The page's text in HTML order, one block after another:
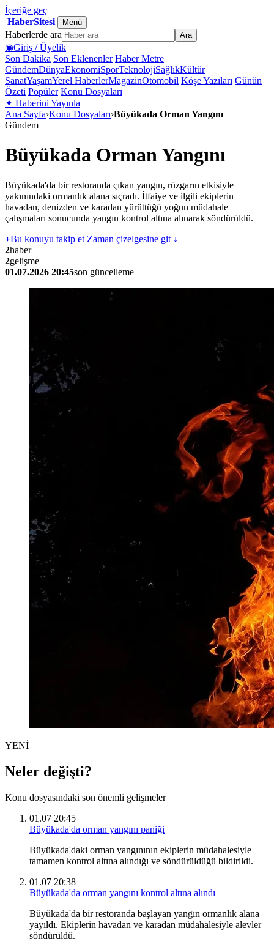
İçeriğe geç
HaberSitesi
Menü
Haberlerde ara Ara
◉Giriş / Üyelik
Son Dakika Son Eklenenler Haber Metre
GündemDünyaEkonomiSporTeknolojiSağlıkKültür
SanatYaşamYerel HaberlerMagazinOtomobil Köşe Yazıları Günün
Özeti Popüler Konu Dosyaları
✦ Haberini Yayınla
Ana Sayfa›Konu Dosyaları›Büyükada Orman Yangını
Gündem
Büyükada Orman Yangını
Büyükada'da bir restoranda çıkan yangın, rüzgarın etkisiyle
yakınındaki ormanlık alana sıçradı. İtfaiye ve ilgili ekiplerin
havadan, denizden ve karadan yürüttüğü yoğun müdahale
çalışmaları sonucunda yangın kontrol altına alınarak söndürüldü.
+Bu konuyu takip et Zaman çizelgesine git ↓
2haber
2gelişme
01.07.2026 20:45son güncelleme
YENİ
Neler değişti?
Konu dosyasındaki son önemli gelişmeler
01.07 20:45
Büyükada'da orman yangını paniği
Büyükada'daki orman yangınının ekiplerin müdahalesiyle
tamamen kontrol altına alındığı ve söndürüldüğü bildirildi.
01.07 20:38
Büyükada'da orman yangını kontrol altına alındı
Büyükada'da bir restoranda başlayan yangın ormanlık alana
yayıldı. Ekiplerin havadan ve karadan müdahalesiyle alevler
söndürüldü.